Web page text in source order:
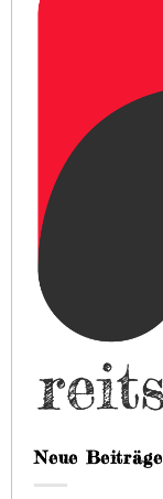
Neue Beiträge